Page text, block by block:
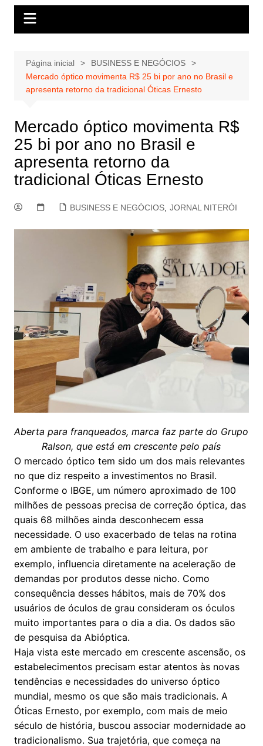
Página inicial
BUSINESS E NEGÓCIOS
Mercado óptico movimenta R$ 25 bi por ano no Brasil e
apresenta retorno da tradicional Óticas Ernesto
Mercado óptico movimenta R$
25 bi por ano no Brasil e
apresenta retorno da
tradicional Óticas Ernesto
BUSINESS E NEGÓCIOS, JORNAL NITERÓI
Aberta para franqueados, marca faz parte do Grupo
Ralson, que está em crescente pelo país
O mercado óptico tem sido um dos mais relevantes
no que diz respeito a investimentos no Brasil.
Conforme o IBGE, um número aproximado de 100
milhões de pessoas precisa de correção óptica, das
quais 68 milhões ainda desconhecem essa
necessidade. O uso exacerbado de telas na rotina
em ambiente de trabalho e para leitura, por
exemplo, influencia diretamente na aceleração de
demandas por produtos desse nicho. Como
consequência desses hábitos, mais de 70% dos
usuários de óculos de grau consideram os óculos
muito importantes para o dia a dia. Os dados são
de pesquisa da Abióptica.
Haja vista este mercado em crescente ascensão, os
estabelecimentos precisam estar atentos às novas
tendências e necessidades do universo óptico
mundial, mesmo os que são mais tradicionais. A
Óticas Ernesto, por exemplo, com mais de meio
século de história, buscou associar modernidade ao
tradicionalismo. Sua trajetória, que começa na